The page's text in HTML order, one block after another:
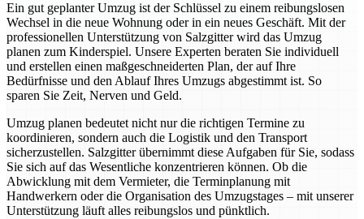
Ein gut geplanter Umzug ist der Schlüssel zu einem reibungslosen
Wechsel in die neue Wohnung oder in ein neues Geschäft. Mit der
professionellen Unterstützung von Salzgitter wird das Umzug
planen zum Kinderspiel. Unsere Experten beraten Sie individuell
und erstellen einen maßgeschneiderten Plan, der auf Ihre
Bedürfnisse und den Ablauf Ihres Umzugs abgestimmt ist. So
sparen Sie Zeit, Nerven und Geld.
Umzug planen bedeutet nicht nur die richtigen Termine zu
koordinieren, sondern auch die Logistik und den Transport
sicherzustellen. Salzgitter übernimmt diese Aufgaben für Sie, sodass
Sie sich auf das Wesentliche konzentrieren können. Ob die
Abwicklung mit dem Vermieter, die Terminplanung mit
Handwerkern oder die Organisation des Umzugstages – mit unserer
Unterstützung läuft alles reibungslos und pünktlich.